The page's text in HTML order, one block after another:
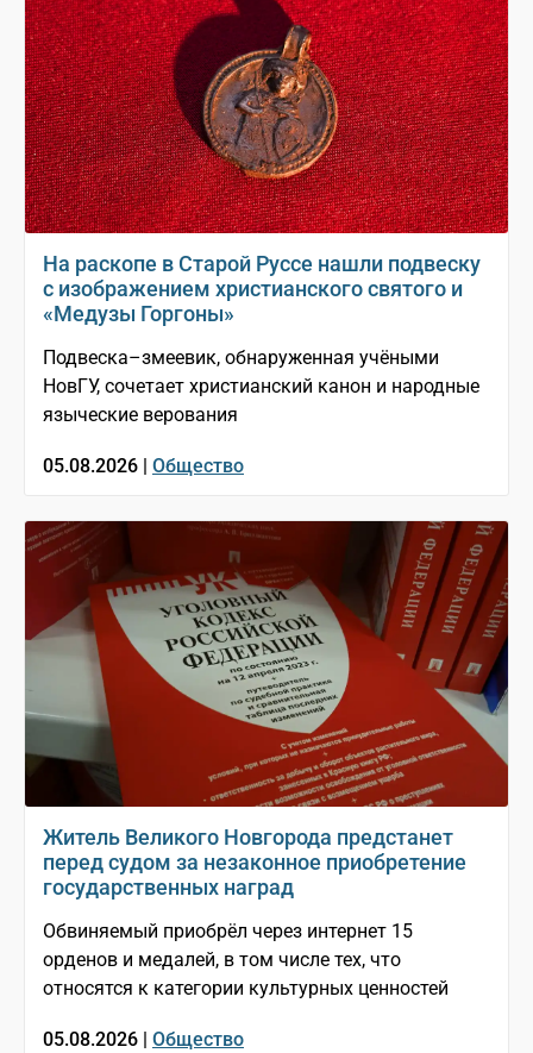
На раскопе в Старой Руссе нашли подвеску
с изображением христианского святого и
«Медузы Горгоны»
Подвеска–змеевик, обнаруженная учёными
НовГУ, сочетает христианский канон и народные
языческие верования
05.08.2026 | Общество
Житель Великого Новгорода предстанет
перед судом за незаконное приобретение
государственных наград
Обвиняемый приобрёл через интернет 15
орденов и медалей, в том числе тех, что
относятся к категории культурных ценностей
05.08.2026 | Общество